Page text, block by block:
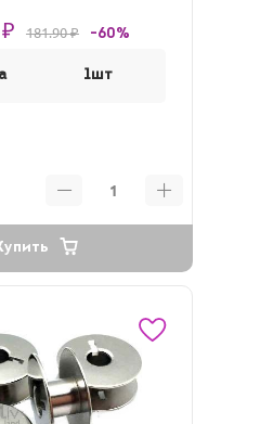
181.90 ₽ -60%
1шт